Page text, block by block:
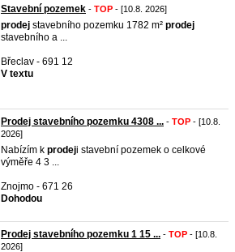
Stavební pozemek - TOP - [10.8. 2026]
prodej stavebního pozemku 1782 m² prodej
stavebního a ...
Břeclav - 691 12
V textu
Prodej stavebního pozemku 4308 ... - TOP - [10.8.
2026]
Nabízím k prodeji stavební pozemek o celkové
výměře 4 3 ...
Znojmo - 671 26
Dohodou
Prodej stavebního pozemku 1 15 ... - TOP - [10.8.
2026]